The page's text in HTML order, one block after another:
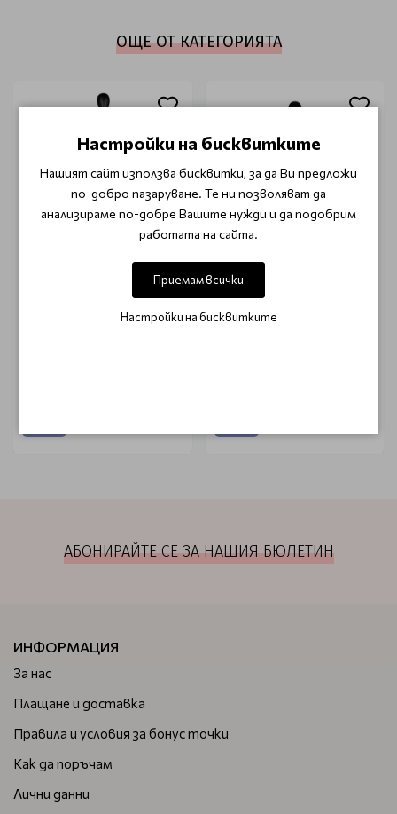
ОЩЕ ОТ КАТЕГОРИЯТА
Пелерина за
АБОНИРАЙТЕ СЕ ЗА НАШИЯ БЮЛЕТИН
ИНФОРМАЦИЯ
За нас
Плащане и доставка
Правила и условия за бонус точки
Как да поръчам
Лични данни
Настройки на бисквитките
Нашият сайт използва бисквитки, за да Ви предложи
по-добро пазаруване. Те ни позволяват да
анализираме по-добре Вашите нужди и да подобрим
работата на сайта.
Приемам всички
Настройки на бисквитките